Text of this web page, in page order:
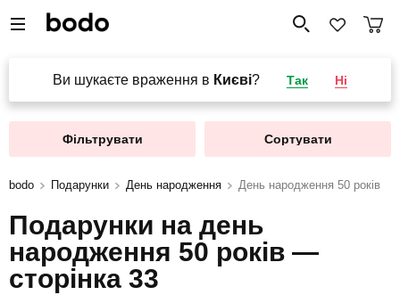
Ви шукаєте враження в Києві? Так Ні
Фільтрувати Сортувати
bodo Подарунки День народження День народження 50 років
Подарунки на день
народження 50 років —
сторінка 33